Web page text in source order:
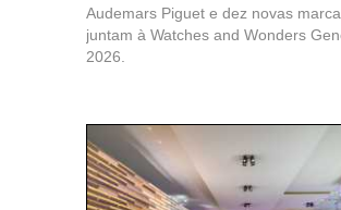
Audemars Piguet e dez novas
juntam à Watches and Wonders
2026.